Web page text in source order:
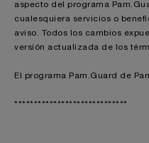
aspecto del programa
cualesquiera servicios o
aviso. Todos los cambios
versión actualizada de los
El programa Pam.Guard de
*****************************